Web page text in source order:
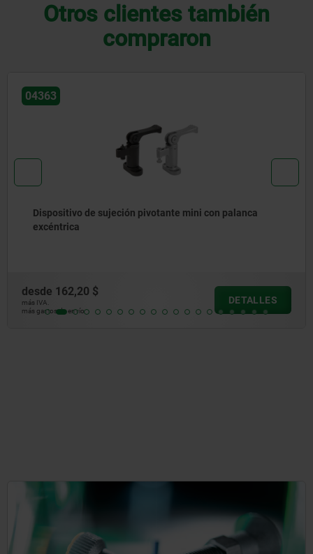
Otros clientes también
compraron
Dispositivo de sujeción pivotante mini con palanca
excéntrica
162,20 $
gastos de envío
DETALLES